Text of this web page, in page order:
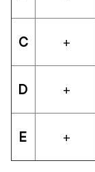
С +
D +
E +